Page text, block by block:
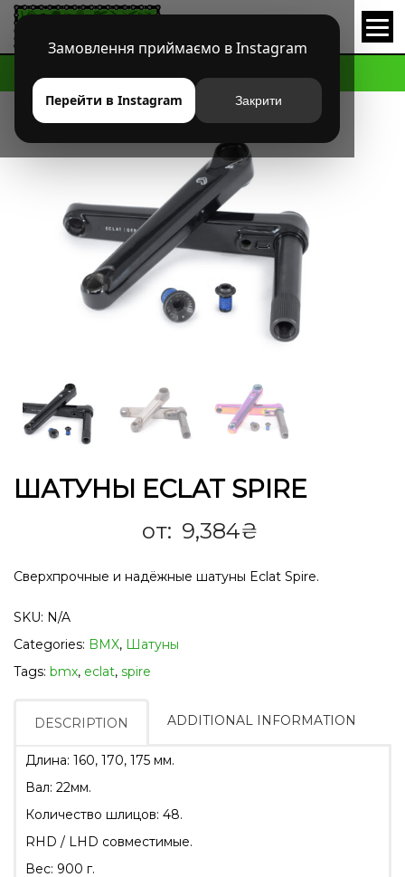
Замовлення приймаємо в Instagram
Перейти в Instagram Закрити
ШАТУНЫ ECLAT SPIRE
от: 9,384₴
Сверхпрочные и надёжные шатуны Eclat Spire.
SKU: N/A
Categories: BMX, Шатуны
Tags: bmx, eclat, spire
DESCRIPTION ADDITIONAL INFORMATION
Длина: 160, 170, 175 мм.
Вал: 22мм.
Количество шлицов: 48.
RHD / LHD совместимые.
Вес: 900 г.